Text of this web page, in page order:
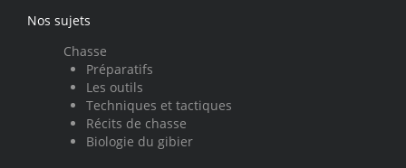
Nos sujets
Chasse
Préparatifs
Les outils
Techniques et tactiques
Récits de chasse
Biologie du gibier